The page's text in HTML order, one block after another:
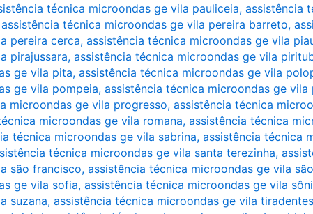
técnica microondas ge vila pauliceia, assistência
assistência técnica microondas ge vila pereira barreto,
pereira cerca, assistência técnica microondas ge vila
pirajussara, assistência técnica microondas ge vila
ge vila pita, assistência técnica microondas ge vila
ge vila pompeia, assistência técnica microondas ge vila
microondas ge vila progresso, assistência técnica
microondas ge vila romana, assistência técnica
técnica microondas ge vila sabrina, assistência técnica
técnica microondas ge vila santa terezinha,
são francisco, assistência técnica microondas ge vila
ge vila sofia, assistência técnica microondas ge vila
suzana, assistência técnica microondas ge vila tiradentes